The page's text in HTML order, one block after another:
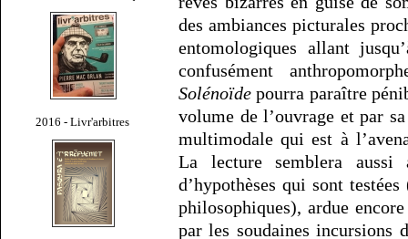
2016 - Livr'arbitres
des ambiances picturales
entomologiques allant
confusément
Solénoïde pourra paraître
volume de l’ouvrage et par
multimodale qui est à
La lecture semblera
d’hypothèses qui sont
philosophiques), ardue
par les soudaines incursions